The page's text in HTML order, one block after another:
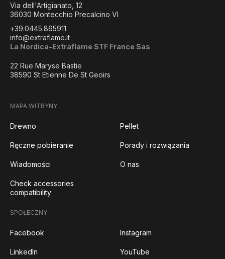
Via dell'Artigianato, 12
36030 Montecchio Precalcino VI
+39.0445.865911
info@extraflame.it
La Nordica-Extraflame STF France Sas
22 Rue Maryse Bastie
38590 St Etienne De St Geoirs
MAPA WITRYNY
Drewno Pellet
Ręczne pobieranie Porady i rozwiązania
Wiadomości O nas
Check accessories
compatibility
SPOŁECZNY
Facebook Instagram
LinkedIn YouTube